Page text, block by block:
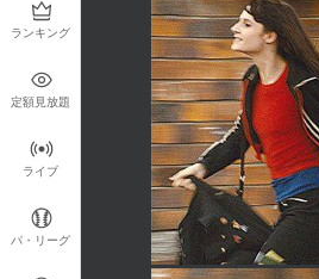
ランキング
定額見放題
ライブ
パ・リーグ